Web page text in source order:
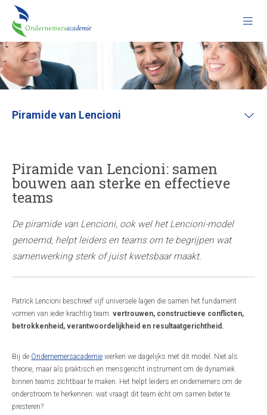
Piramide van Lencioni
Piramide van Lencioni: samen
bouwen aan sterke en effectieve
teams
De piramide van Lencioni, ook wel het Lencioni-model
genoemd, helpt leiders en teams om te begrijpen wat
samenwerking sterk of juist kwetsbaar maakt.
Patrick Lencioni beschreef vijf universele lagen die samen het fundament
vormen van ieder krachtig team: vertrouwen, constructieve conflicten,
betrokkenheid, verantwoordelijkheid en resultaatgerichtheid.
Bij de Ondernemersacademie werken we dagelijks met dit model. Niet als
theorie, maar als praktisch en mensgericht instrument om de dynamiek
binnen teams zichtbaar te maken. Het helpt leiders en ondernemers om de
onderstroom te herkennen: wat vraagt dit team écht om samen beter te
presteren?